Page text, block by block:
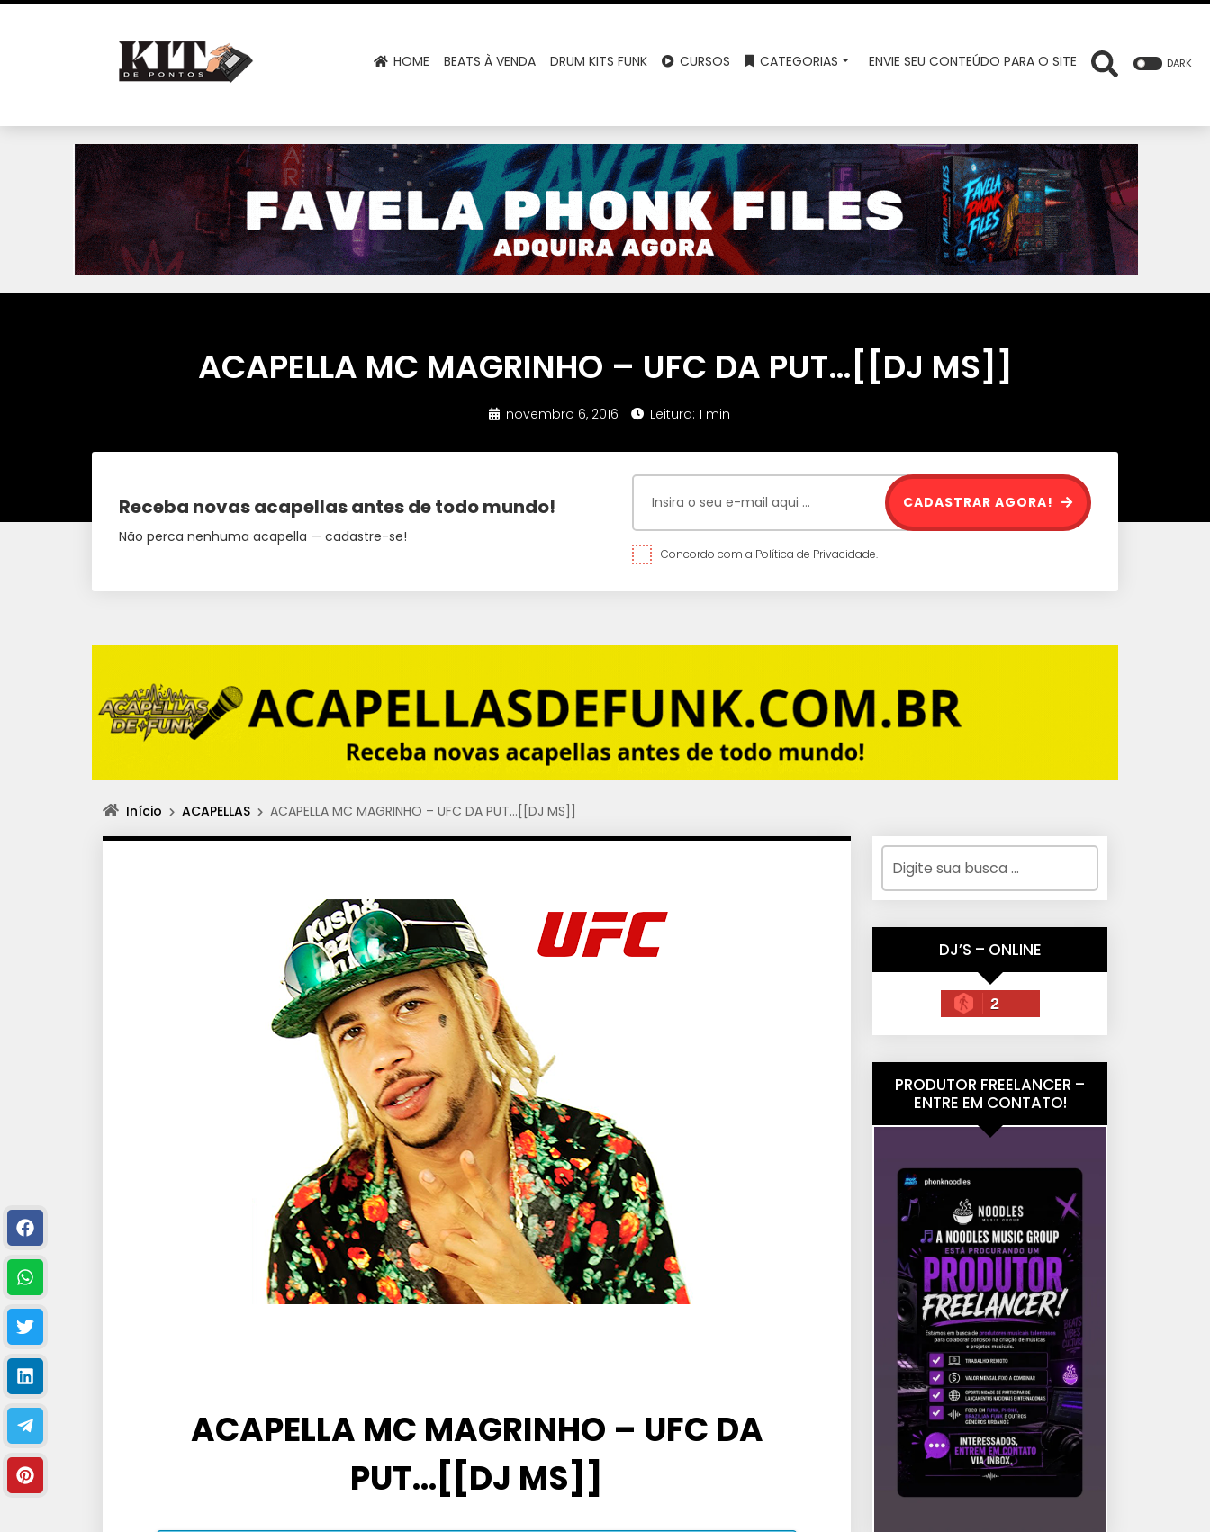
HOME BEATS À VENDA DRUM KITS FUNK CURSOS CATEGORIAS ENVIE SEU CONTEÚDO PARA O SITE DARK
ACAPELLA MC MAGRINHO – UFC DA PUT…[[DJ MS]]
novembro 6, 2016 Leitura: 1 min
Receba novas acapellas antes de todo mundo!
Não perca nenhuma acapella — cadastre-se!
Concordo com a Política de Privacidade.
CADASTRAR AGORA!
Início ACAPELLAS ACAPELLA MC MAGRINHO – UFC DA PUT…[[DJ MS]]
ACAPELLA MC MAGRINHO – UFC DA
PUT…[[DJ MS]]
DJ’S – ONLINE
2
PRODUTOR FREELANCER –
ENTRE EM CONTATO!